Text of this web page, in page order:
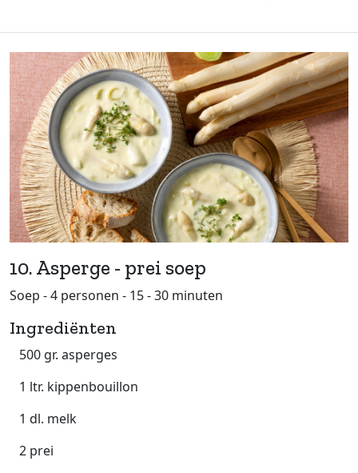
10. Asperge - prei soep
Soep - 4 personen - 15 - 30 minuten
Ingrediënten
500 gr. asperges
1 ltr. kippenbouillon
1 dl. melk
2 prei